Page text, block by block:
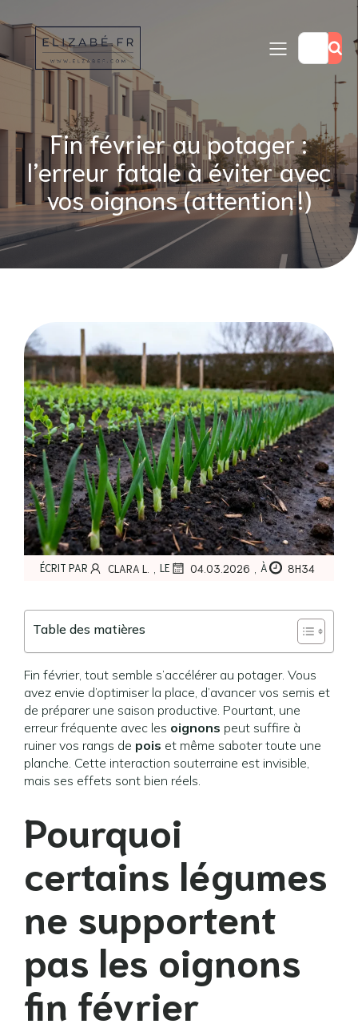
Fin février au potager :
l’erreur fatale à éviter avec
vos oignons (attention !)
ÉCRIT PAR CLARA L. , LE 04.03.2026 , À 8H34
Table des matières
Fin février, tout semble s’accélérer au potager. Vous
avez envie d’optimiser la place, d’avancer vos semis et
de préparer une saison productive. Pourtant, une
erreur fréquente avec les oignons peut suffire à
ruiner vos rangs de pois et même saboter toute une
planche. Cette interaction souterraine est invisible,
mais ses effets sont bien réels.
Pourquoi
certains légumes
ne supportent
pas les oignons
fin février